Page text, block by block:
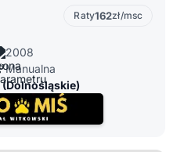
Raty162zł/msc
2008
Manualna